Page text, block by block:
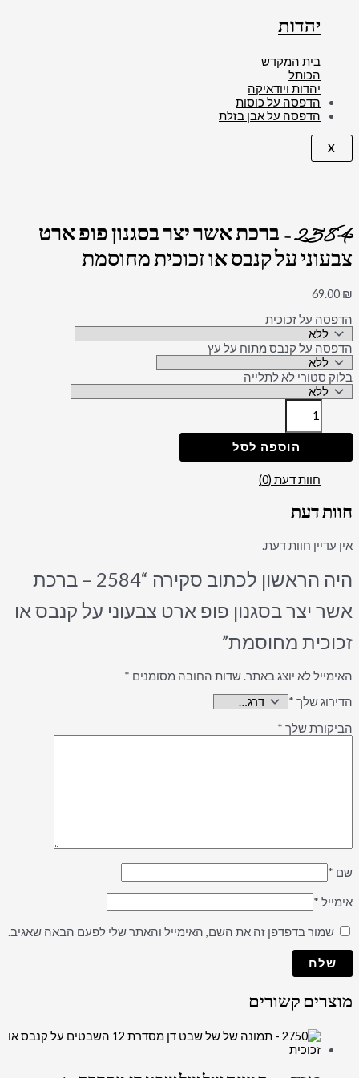
יהדות
בית המקדש
הכותל
יהדות ויודאיקה
הדפסה על כוסות
הדפסה על אבן בזלת
X
2584 – ברכת אשר יצר בסגנון פופ ארט
צבעוני על קנבס או זכוכית מחוסמת
69.00 ₪
הדפסה על זכוכית
הדפסה על קנבס מתוח על עץ
בלוק סטורי לא לתלייה
הוספה לסל
חוות דעת (0)
חוות דעת
אין עדיין חוות דעת.
היה הראשון לכתוב סקירה “2584 – ברכת
אשר יצר בסגנון פופ ארט צבעוני על קנבס או
זכוכית מחוסמת”
האימייל לא יוצג באתר.שדות החובה מסומנים *
הדירוג שלך *
הביקורת שלך *
שם *
אימייל *
שמור בדפדפן זה את השם, האימייל והאתר שלי לפעם הבאה שאגיב.
מוצרים קשורים